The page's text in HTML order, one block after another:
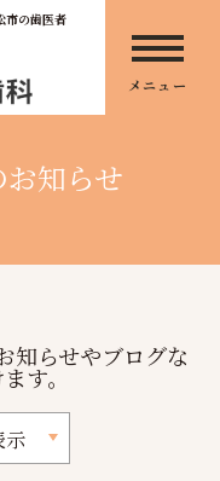
市の歯医者
メニュー
知らせ
知らせやブログな
す。
示